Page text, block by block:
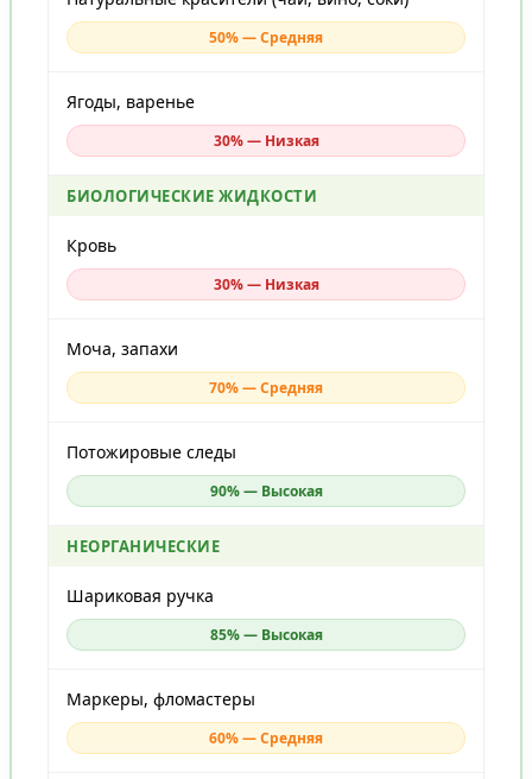
50% — Средняя
Ягоды, варенье
30% — Низкая
БИОЛОГИЧЕСКИЕ ЖИДКОСТИ
Кровь
30% — Низкая
Моча, запахи
70% — Средняя
Потожировые следы
90% — Высокая
НЕОРГАНИЧЕСКИЕ
Шариковая ручка
85% — Высокая
Маркеры, фломастеры
60% — Средняя